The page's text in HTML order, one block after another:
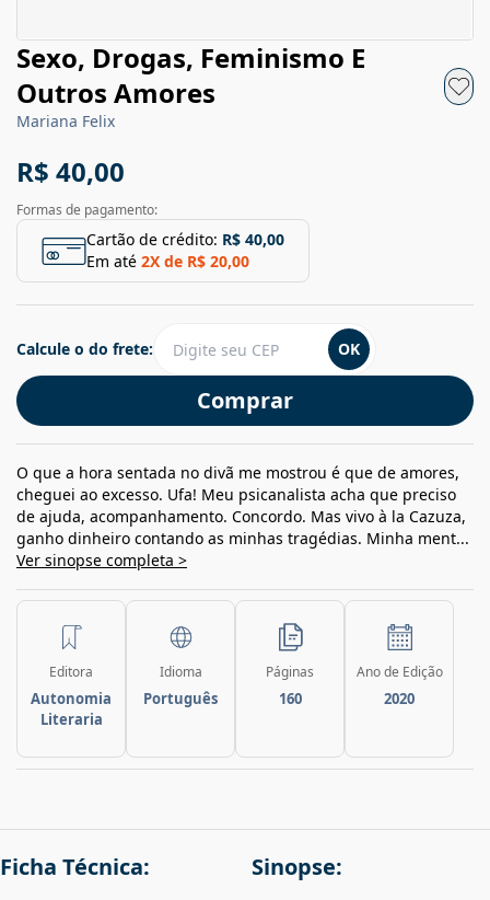
Sexo, Drogas, Feminismo E
Outros Amores
Mariana Felix
R$ 40,00
Formas de pagamento:
Cartão de crédito: R$ 40,00
Em até 2X de R$ 20,00
Comprar
Calcule o do frete: OK
O que a hora sentada no divã me mostrou é que de amores,
cheguei ao excesso. Ufa! Meu psicanalista acha que preciso
de ajuda, acompanhamento. Concordo. Mas vivo à la Cazuza,
ganho dinheiro contando as minhas tragédias. Minha ment...
Ver sinopse completa >
Editora
Autonomia
Literaria
Idioma
Português
Páginas
160
Ano de Edição
2020
Ficha Técnica: Sinopse: